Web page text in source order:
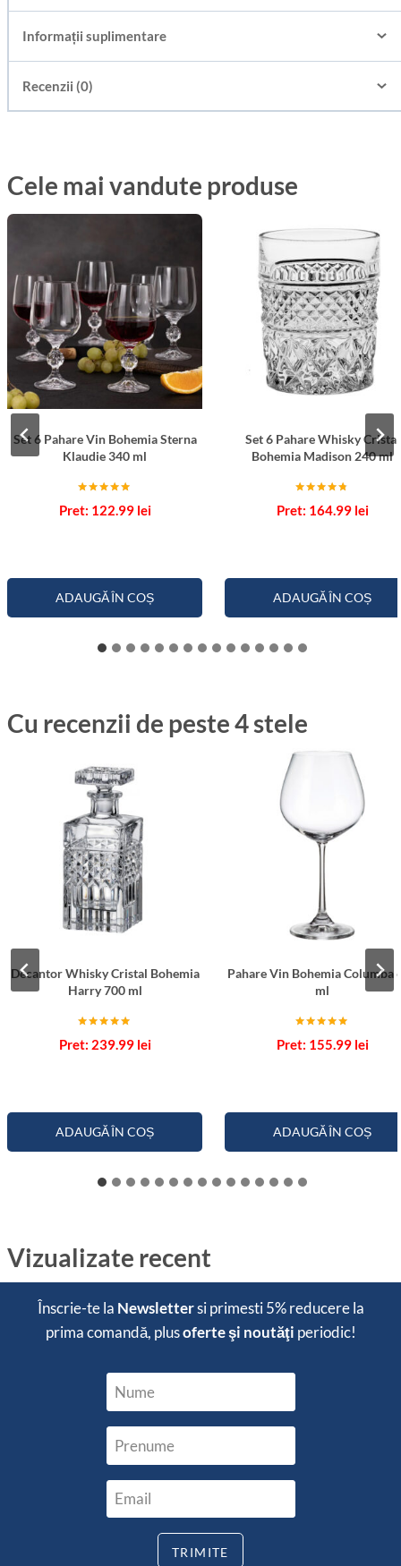
Informații suplimentare
Recenzii (0)
Cele mai vandute produse
Set 6 Pahare Vin Bohemia Sterna
Klaudie 340 ml
5.00
122.99 lei
ADAUGĂ ÎN COȘ
Set 6 Pahare Whisky Cristal
Bohemia Madison 240 ml
4.67
164.99 lei
ADAUGĂ ÎN COȘ
Cu recenzii de peste 4 stele
Decantor Whisky Cristal Bohemia
Harry 700 ml
5.00
239.99 lei
ADAUGĂ ÎN COȘ
Pahare Vin Bohemia Columba
ml
5.00
155.99 lei
ADAUGĂ ÎN COȘ
Vizualizate recent
Înscrie-te la Newslettersi primesti5% reducerela
prima comandă, plusoferte şi noutăţi periodic!